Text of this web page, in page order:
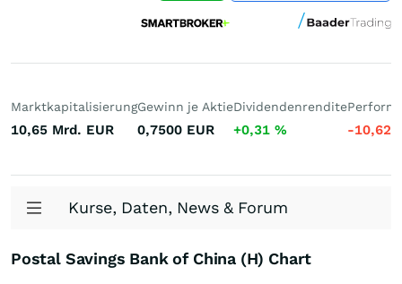
Marktkapitalisierung
10,65 Mrd. EUR
Gewinn je Aktie
0,7500 EUR
Dividendenrendite
+0,31 % -10,62
Kurse, Daten, News & Forum
Postal Savings Bank of China (H) Chart